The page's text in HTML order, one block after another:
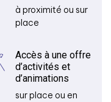
à proximité ou sur
place
Accès à une offre
d’activités et
d’animations
sur place ou en